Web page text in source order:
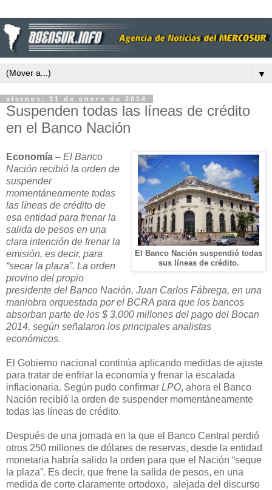
▼
viernes, 31 de enero de 2014
Suspenden todas las líneas de crédito
en el Banco Nación
El Banco Nación suspendió todas
sus líneas de crédito.
Economía – El Banco
Nación recibió la orden de
suspender
momentáneamente todas
las líneas de crédito de
esa entidad para frenar la
salida de pesos en una
clara intención de frenar la
emisión, es decir, para
“secar la plaza”. La orden
provino del propio
presidente del Banco Nación, Juan Carlos Fábrega, en una
maniobra orquestada por el BCRA para que los bancos
absorban parte de los $ 3.000 millones del pago del Bocan
2014, según señalaron los principales analistas
económicos.
El Gobierno nacional continúa aplicando medidas de ajuste
para tratar de enfriar la economía y frenar la escalada
inflacionaria. Según pudo confirmar LPO, ahora el Banco
Nación recibió la orden de suspender momentáneamente
todas las líneas de crédito.
Después de una jornada en la que el Banco Central perdió
otros 250 millones de dólares de reservas, desde la entidad
monetaria habría salido la orden para que el Nación “seque
la plaza”. Es decir, que frene la salida de pesos, en una
medida de corte claramente ortodoxo, alejada del discurso